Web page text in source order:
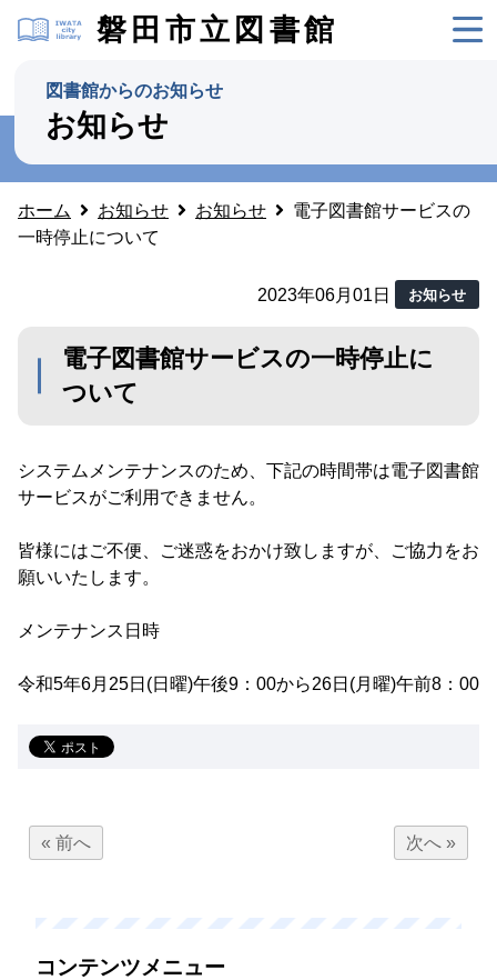
磐田市立図書館
図書館からのお知らせ
お知らせ
ホーム お知らせ お知らせ
電子図書館サービスの
一時停止について
2023年06月01日 お知らせ
電子図書館サービスの一時停止に
ついて
システムメンテナンスのため、下記の時間帯は電子図書館
サービスがご利用できません。
皆様にはご不便、ご迷惑をおかけ致しますが、ご協力をお
願いいたします。
メンテナンス日時
令和5年6月25日(日曜)午後9：00から26日(月曜)午前8：00
« 前へ 次へ »
コンテンツメニュー